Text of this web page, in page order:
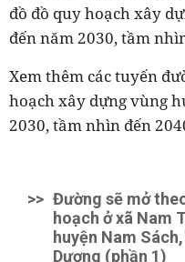
đồ đồ quy hoạch xây
đến năm 2030, tầm
Xem thêm các tuyến
hoạch xây dựng vùng
2030, tầm nhìn đến
>> Đường sẽ mở
hoạch ở xã Nam
huyện Nam
Dương (phần 1)